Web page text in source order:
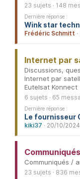
23 sujets · 148
Dernière réponse :
Wink star
Frédéric Schmitt
Internet par
Discussions,
Internet par
Eutelsat Konnect
6 sujets · 65
Dernière réponse :
Le fournisseur
kiki37 · 20/10/2024
Communiqués
Communiqués /
23 sujets · 836